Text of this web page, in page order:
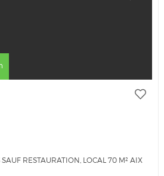
RESTAURATION, LOCAL 70 M² AIX